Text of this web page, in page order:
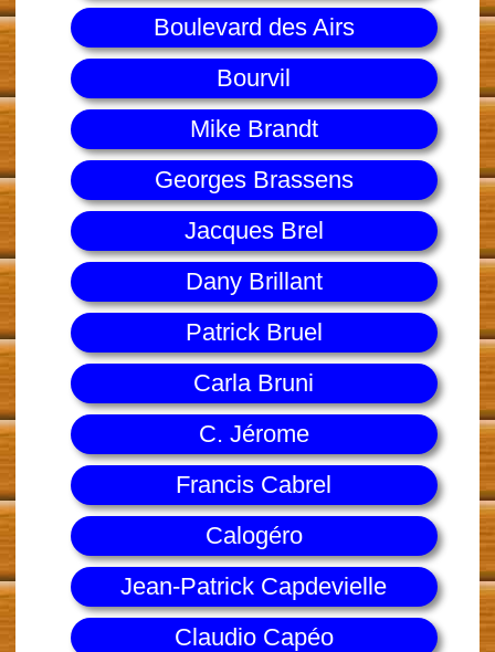
Boulevard des Airs
Bourvil
Mike Brandt
Georges Brassens
Jacques Brel
Dany Brillant
Patrick Bruel
Carla Bruni
C. Jérome
Francis Cabrel
Calogéro
Jean-Patrick Capdevielle
Claudio Capéo